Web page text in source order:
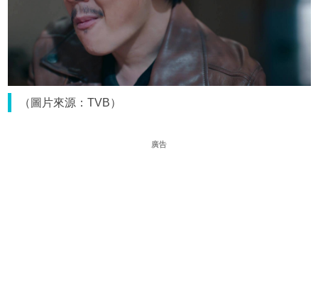
（圖片來源：TVB）
廣告